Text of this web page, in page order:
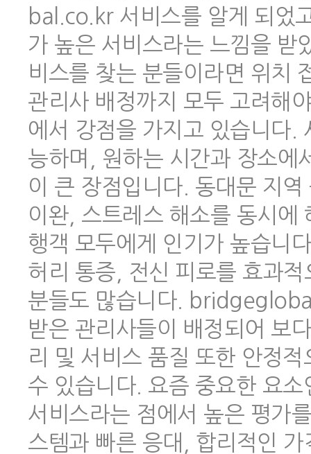
bal.co.kr 서비스를 알게 되었
가 높은 서비스라는 느낌을 받
비스를 찾는 분들이라면 위치
관리사 배정까지 모두 고려해
에서 강점을 가지고 있습니다.
능하며, 원하는 시간과 장소에
이 큰 장점입니다. 동대문 지
이완, 스트레스 해소를 동시에
행객 모두에게 인기가 높습니
허리 통증, 전신 피로를 효과
분들도 많습니다.
받은 관리사들이 배정되어 보
리 및 서비스 품질 또한 안정
수 있습니다. 요즘 중요한 요
서비스라는 점에서 높은 평가
스템과 빠른 응대, 합리적인